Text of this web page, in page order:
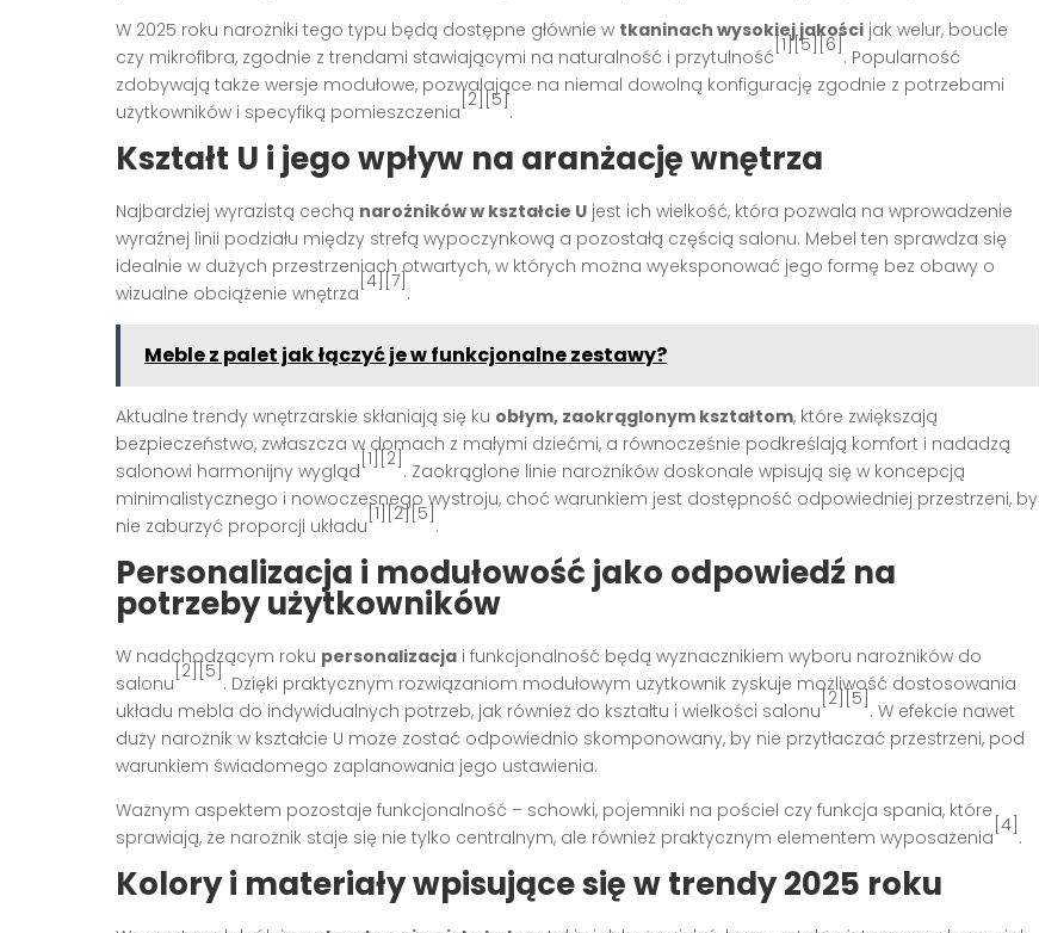
W 2025 roku narożniki tego typu będą dostępne głównie w tkaninach wysokiej jakości jak welur, boucle
czy mikrofibra, zgodnie z trendami stawiającymi na naturalność i przytulność
[1][5][6]
. Popularność
zdobywają także wersje modułowe, pozwalające na niemal dowolną konfigurację zgodnie z potrzebami
użytkowników i specyfiką pomieszczenia
[2][5]
.
Kształt U i jego wpływ na aranżację wnętrza
Najbardziej wyrazistą cechą narożników w kształcie U jest ich wielkość, która pozwala na wprowadzenie
wyraźnej linii podziału między strefą wypoczynkową a pozostałą częścią salonu. Mebel ten sprawdza się
idealnie w dużych przestrzeniach otwartych, w których można wyeksponować jego formę bez obawy o
wizualne obciążenie wnętrza
[4][7]
.
Meble z palet jak łączyć je w funkcjonalne zestawy?
Aktualne trendy wnętrzarskie skłaniają się ku obłym, zaokrąglonym kształtom, które zwiększają
bezpieczeństwo, zwłaszcza w domach z małymi dziećmi, a równocześnie podkreślają komfort i nadadzą
salonowi harmonijny wygląd
[1][2]
. Zaokrąglone linie narożników doskonale wpisują się w koncepcją
minimalistycznego i nowoczesnego wystroju, choć warunkiem jest dostępność odpowiedniej przestrzeni, by
nie zaburzyć proporcji układu
[1][2][5]
.
Personalizacja i modułowość jako odpowiedź na
potrzeby użytkowników
W nadchodzącym roku personalizacja i funkcjonalność będą wyznacznikiem wyboru narożników do
salonu
[2][5]
. Dzięki praktycznym rozwiązaniom modułowym użytkownik zyskuje możliwość dostosowania
układu mebla do indywidualnych potrzeb, jak również do kształtu i wielkości salonu
[2][5]
. W efekcie nawet
duży narożnik w kształcie U może zostać odpowiednio skomponowany, by nie przytłaczać przestrzeni, pod
warunkiem świadomego zaplanowania jego ustawienia.
Ważnym aspektem pozostaje funkcjonalność – schowki, pojemniki na pościel czy funkcja spania, które
sprawiają, że narożnik staje się nie tylko centralnym, ale również praktycznym elementem wyposażenia
[4]
.
Kolory i materiały wpisujące się w trendy 2025 roku